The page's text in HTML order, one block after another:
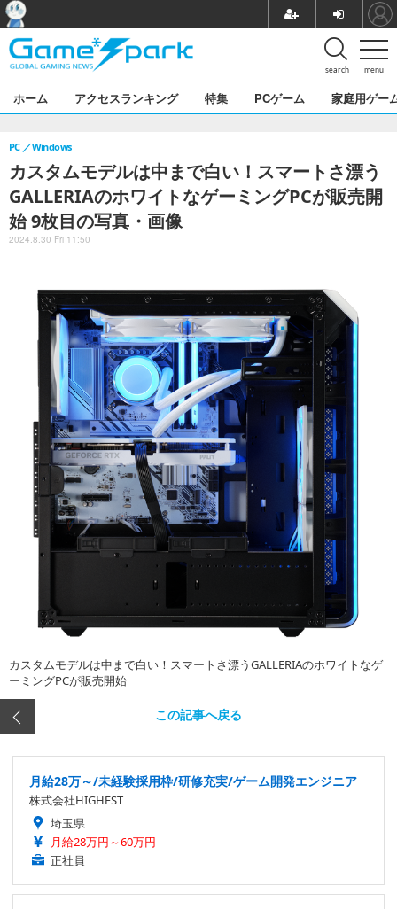
menu
search
ホーム アクセスランキング 特集 PCゲーム 家庭用ゲー
カスタムモデルは中まで白い！スマートさ漂う
GALLERIAのホワイトなゲーミングPCが販売開
始 9枚目の写真・画像
PC Windows
2024.8.30 Fri 11:50
カスタムモデルは中まで白い！スマートさ漂うGALLERIAのホワイトなゲ
ーミングPCが販売開始
この記事へ戻る
月給28万～/未経験採用枠/研修充実/ゲーム開発エンジニア
株式会社HIGHEST
埼玉県
月給28万円～60万円
正社員